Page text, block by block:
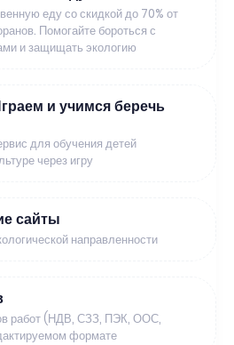
еду со скидкой до 70% от
Помогайте бороться с
и защищать экологию
и учимся беречь
для обучения детей
через игру
сайты
направленности
работ (НДВ, СЗЗ, ПЭК, ООС,
формате